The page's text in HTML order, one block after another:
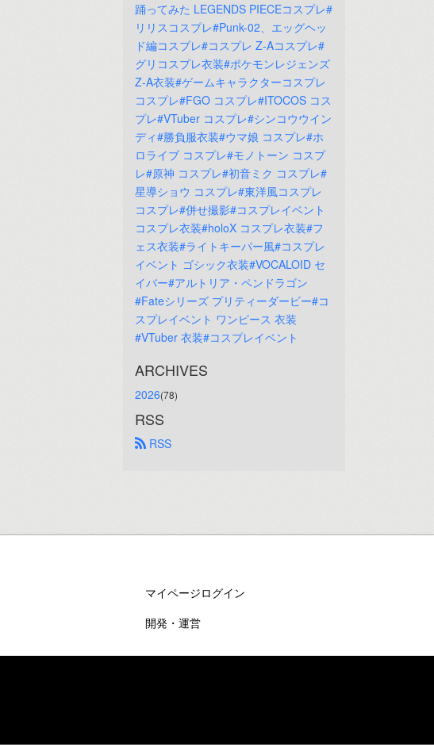
踊ってみた LEGENDS PIECEコスプレ#
リリスコスプレ#Punk-02、エッグヘッ
ド編コスプレ#コスプレ Z-Aコスプレ#
グリコスプレ衣装#ポケモンレジェンズ
Z-A衣装#ゲームキャラクターコスプレ
コスプレ#FGO コスプレ#ITOCOS コス
プレ#VTuber コスプレ#シンコウウイン
ディ#勝負服衣装#ウマ娘 コスプレ#ホ
ロライブ コスプレ#モノトーン コスプ
レ#原神 コスプレ#初音ミク コスプレ#
星導ショウ コスプレ#東洋風コスプレ
コスプレ#併せ撮影#コスプレイベント
コスプレ衣装#holoX コスプレ衣装#フ
ェス衣装#ライトキーパー風#コスプレ
イベント ゴシック衣装#VOCALOID セ
イバー#アルトリア・ペンドラゴン
#Fateシリーズ プリティーダービー#コ
スプレイベント ワンピース 衣装
#VTuber 衣装#コスプレイベント
ARCHIVES
2026(78)
RSS
RSS
マイページログイン
開発・運営